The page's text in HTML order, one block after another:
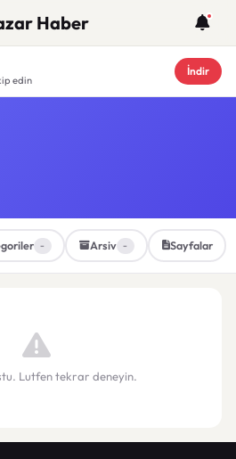
Haber
edin
İndir
- Arsiv - Sayfalar
Lutfen tekrar deneyin.